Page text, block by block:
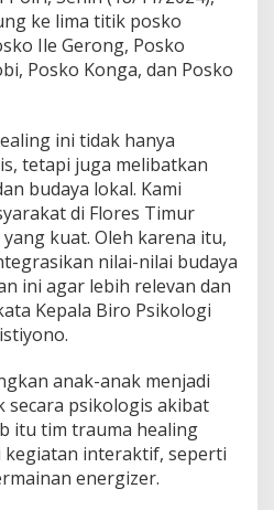
ke lima titik posko
Ile Gerong, Posko
Posko Konga, dan Posko
ini tidak hanya
tetapi juga melibatkan
budaya lokal. Kami
di Flores Timur
kuat. Oleh karena itu,
nilai-nilai budaya
ini agar lebih relevan dan
Kepala Biro Psikologi
anak-anak menjadi
secara psikologis akibat
itu tim trauma healing
kegiatan interaktif, seperti
energizer.